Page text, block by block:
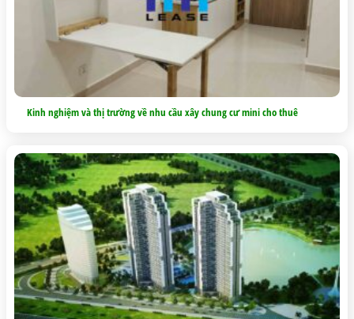
Kinh nghiệm và thị trường về nhu cầu xây chung cư mini cho thuê